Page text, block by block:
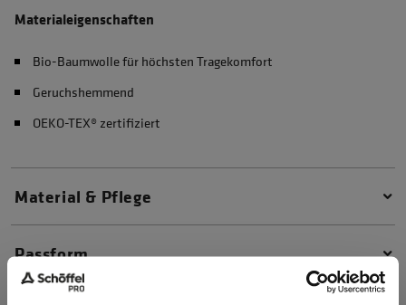
Materialeigenschaften
Bio-Baumwolle für höchsten Tragekomfort
Geruchshemmend
OEKO-TEX® zertifiziert
Material & Pflege
Passform